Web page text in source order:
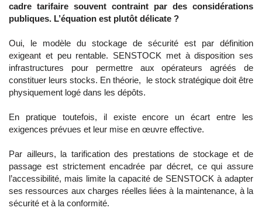
cadre tarifaire souvent contraint par des considérations
publiques. L’équation est plutôt délicate ?
Oui, le modèle du stockage de sécurité est par définition
exigeant et peu rentable. SENSTOCK met à disposition ses
infrastructures pour permettre aux opérateurs agréés de
constituer leurs stocks. En théorie, le stock stratégique doit être
physiquement logé dans les dépôts.
En pratique toutefois, il existe encore un écart entre les
exigences prévues et leur mise en œuvre effective.
Par ailleurs, la tarification des prestations de stockage et de
passage est strictement encadrée par décret, ce qui assure
l’accessibilité, mais limite la capacité de SENSTOCK à adapter
ses ressources aux charges réelles liées à la maintenance, à la
sécurité et à la conformité.